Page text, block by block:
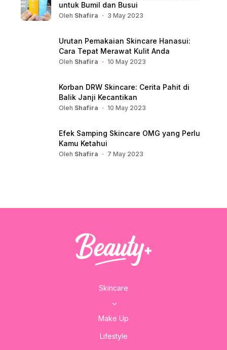
untuk Bumil dan Busui
Oleh Shafira 3 May 2023
Urutan Pemakaian Skincare Hanasui:
Cara Tepat Merawat Kulit Anda
Oleh Shafira 10 May 2023
Korban DRW Skincare: Cerita Pahit di
Balik Janji Kecantikan
Oleh Shafira 10 May 2023
Efek Samping Skincare OMG yang Perlu
Kamu Ketahui
Oleh Shafira 7 May 2023
Skincare
Make Up
Lifestyle